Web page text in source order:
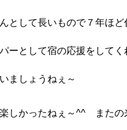
として長いもので７年ほど
ーとして宿の応援をして
ましょうねぇ～
しかったねぇ～^^ またの